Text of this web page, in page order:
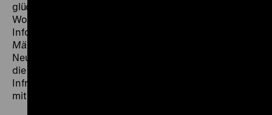
glückliche Neubaupolitik will der Berliner Senat das
Wohnungsproblem lösen. 1973 versucht der
Informationsfilm
Märkische Viertel
Neubaugebiets aufzupolieren: Kinderkrankheiten wie
die problematische Belegungspolitik und die fehlende
Infrastruktur seien überwunden und die Identifikation
mit dem Viertel wachse. (jg)